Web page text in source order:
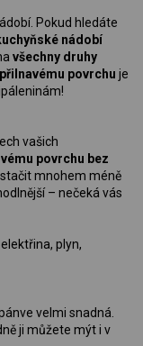
Pokud hledáte
nádobí
všechny druhy
povrchu je
vašich
povrchu bez
mnohem méně
– nečeká vás
plyn,
velmi snadná.
ji můžete mýt i v